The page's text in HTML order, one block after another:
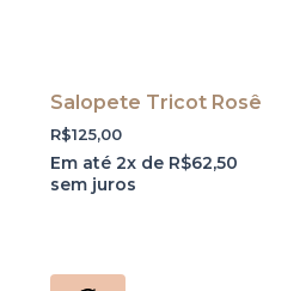
Salopete Tricot Rosê
R$125,00
Em até 2x de R$62,50
sem juros